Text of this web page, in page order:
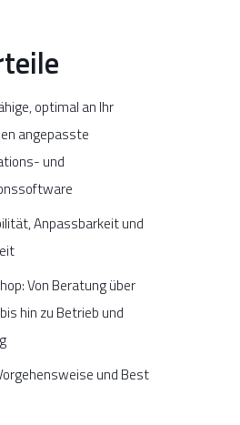
optimal an Ihr
angepasste
und
Anpassbarkeit und
Von Beratung über
hin zu Betrieb und
und Best